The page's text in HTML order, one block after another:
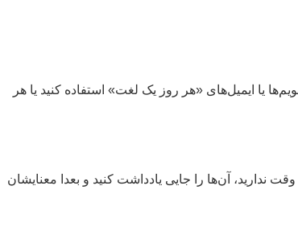
یا ایمیل‌های «هر روز یک لغت» استفاده کنید یا هر
ندارید، آن‌ها را جایی یادداشت کنید و بعدا معنایشان